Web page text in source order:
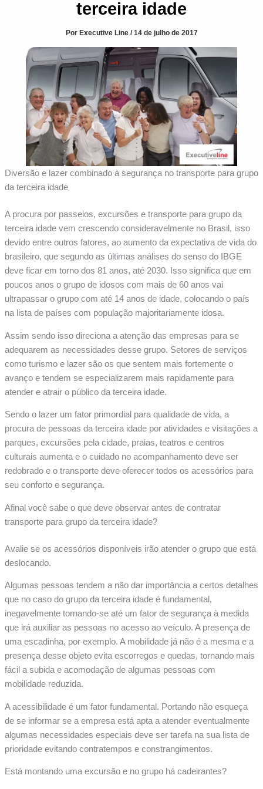
terceira idade
Por Executive Line /14 de julho de 2017
Diversão e lazer combinado à segurança no transporte para grupo
da terceira idade
A procura por passeios, excursões e transporte para grupo da
terceira idade vem crescendo consideravelmente no Brasil, isso
devido entre outros fatores, ao aumento da expectativa de vida do
brasileiro, que segundo as últimas análises do senso do IBGE
deve ficar em torno dos 81 anos, até 2030. Isso significa que em
poucos anos o grupo de idosos com mais de 60 anos vai
ultrapassar o grupo com até 14 anos de idade, colocando o país
na lista de países com população majoritariamente idosa.
Assim sendo isso direciona a atenção das empresas para se
adequarem as necessidades desse grupo. Setores de serviços
como turismo e lazer são os que sentem mais fortemente o
avanço e tendem se especializarem mais rapidamente para
atender e atrair o público da terceira idade.
Sendo o lazer um fator primordial para qualidade de vida, a
procura de pessoas da terceira idade por atividades e visitações a
parques, excursões pela cidade, praias, teatros e centros
culturais aumenta e o cuidado no acompanhamento deve ser
redobrado e o transporte deve oferecer todos os acessórios para
seu conforto e segurança.
Afinal você sabe o que deve observar antes de contratar
transporte para grupo da terceira idade?
Avalie se os acessórios disponíveis irão atender o grupo que está
deslocando.
Algumas pessoas tendem a não dar importância a certos detalhes
que no caso do grupo da terceira idade é fundamental,
inegavelmente tornando-se até um fator de segurança à medida
que irá auxiliar as pessoas no acesso ao veículo. A presença de
uma escadinha, por exemplo. A mobilidade já não é a mesma e a
presença desse objeto evita escorregos e quedas, tornando mais
fácil a subida e acomodação de algumas pessoas com
mobilidade reduzida.
A acessibilidade é um fator fundamental. Portando não esqueça
de se informar se a empresa está apta a atender eventualmente
algumas necessidades especiais deve ser tarefa na sua lista de
prioridade evitando contratempos e constrangimentos.
Está montando uma excursão e no grupo há cadeirantes?